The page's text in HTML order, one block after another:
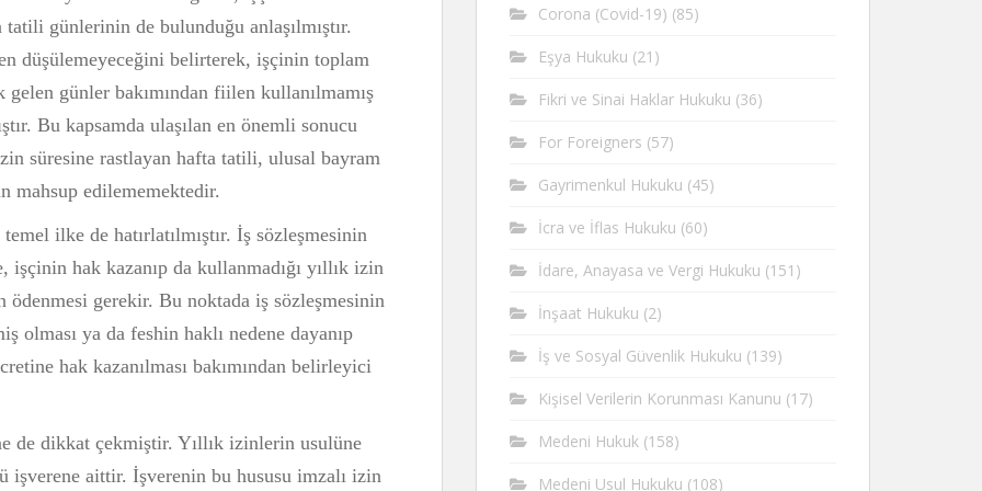
günlerinin de bulunduğu anlaşılmıştır.
düşülemeyeceğini belirterek, işçinin toplam
günler bakımından fiilen kullanılmamış
Bu kapsamda ulaşılan en önemli sonucu
süresine rastlayan hafta tatili, ulusal bayram
mahsup edilememektedir.
ilke de hatırlatılmıştır. İş sözleşmesinin
hak kazanıp da kullanmadığı yıllık izin
gerekir. Bu noktada iş sözleşmesinin
olması ya da feshin haklı nedene dayanıp
hak kazanılması bakımından belirleyici
de dikkat çekmiştir. Yıllık izinlerin usulüne
işverene aittir. İşverenin bu hususu imzalı izin
Corona (Covid-19) (85)
Eşya Hukuku (21)
Fikri ve Sinai Haklar Hukuku (36)
For Foreigners (57)
Gayrimenkul Hukuku (45)
İcra ve İflas Hukuku (60)
İdare, Anayasa ve Vergi Hukuku (151)
İnşaat Hukuku (2)
İş ve Sosyal Güvenlik Hukuku (139)
Kişisel Verilerin Korunması Kanunu (17)
Medeni Hukuk (158)
Medeni Usul Hukuku (108)